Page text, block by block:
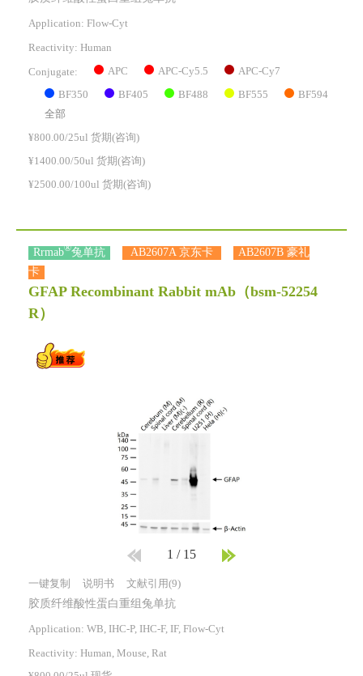
Application: Flow-Cyt
Reactivity: Human
Conjugate: APC APC-Cy5.5 APC-Cy7
BF350 BF405 BF488 BF555
BF594
全部
¥800.00/25ul 货期(咨询)
¥1400.00/50ul 货期(咨询)
¥2500.00/100ul 货期(咨询)
Rrmab®兔单抗 AB2607A 京东卡
AB2607B 豪礼
卡
GFAP Recombinant Rabbit mAb （bsm-52254
R）
1 / 15
一键复制 说明书 文献引用(9)
胶质纤维酸性蛋白重组兔单抗
Application: WB, IHC-P, IHC-F, IF, Flow-Cyt
Reactivity: Human, Mouse, Rat